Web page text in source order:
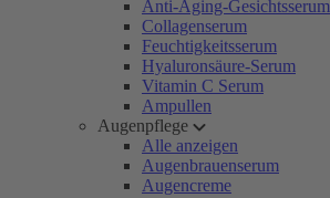
Anti-Aging-Gesichtsserum
Collagenserum
Feuchtigkeitsserum
Hyaluronsäure-Serum
Vitamin C Serum
Ampullen
Augenpflege
Alle anzeigen
Augenbrauenserum
Augencreme